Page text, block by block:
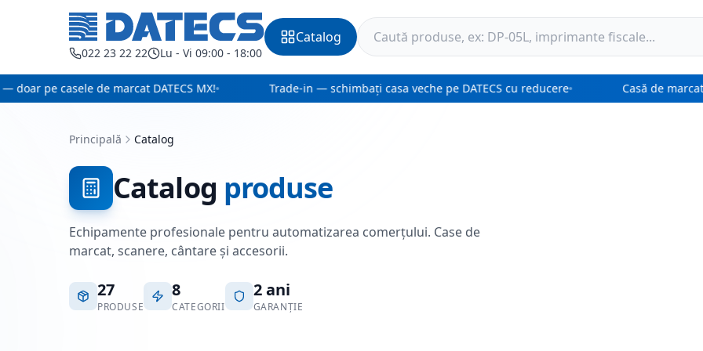
022 23 22 22 Lu - Vi 09:00 - 18:00
Catalog
doar pe casele de marcat DATECS MX! Trade-in — schimbați casa veche pe DATECS cu reducere Casă de
Principală Catalog
Catalog produse
Echipamente profesionale pentru automatizarea comerțului. Case de
marcat, scanere, cântare și accesorii.
27
PRODUSE
8
CATEGORII
2 ani
GARANȚIE